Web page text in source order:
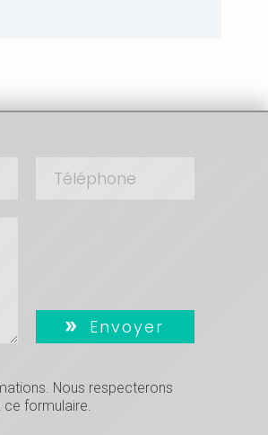
Envoyer
Nous respecterons
formulaire.